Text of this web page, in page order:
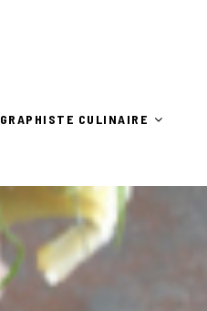
GRAPHISTE CULINAIRE